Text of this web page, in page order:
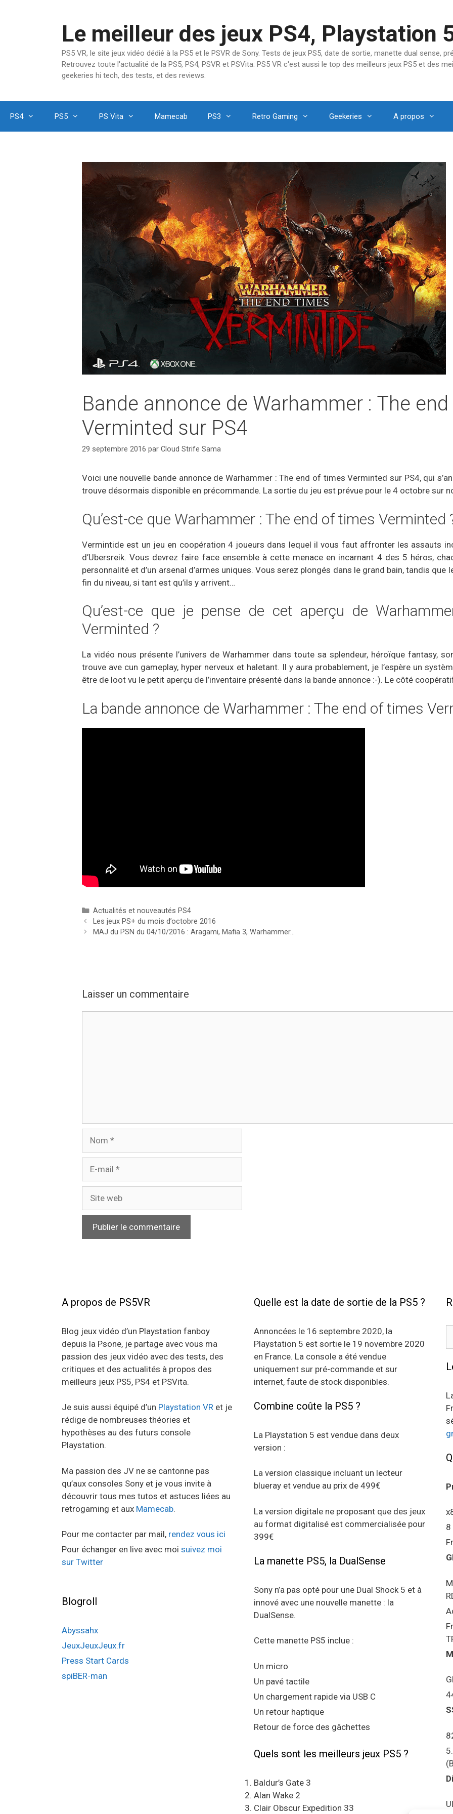
Le meilleur des jeux PS4, Playstation
PS5 VR, le site jeux vidéo dédié à la PS5 et le PSVR de Sony. Tests de jeux PS5, date de sortie, manette dual sense,
Retrouvez toute l'actualité de la PS5, PS4, PSVR et PSVita. PS5 VR c'est aussi le top des meilleurs jeux PS5 et des
geekeries hi tech, des tests, et des reviews.
PS4 PS5 PS Vita Mamecab PS3 Retro Gaming Geekeries A propos
Bande annonce de Warhammer : The
Verminted sur PS4
29 septembre 2016 par Cloud Strife Sama
Voici une nouvelle bande annonce de Warhammer : The end of times Verminted sur PS4, qui
trouve désormais disponible en précommande. La sortie du jeu est prévue pour le 4 octobre sur
Qu’est-ce que Warhammer : The end of times Verminted
Vermintide est un jeu en coopération 4 joueurs dans lequel il vous faut affronter les assauts
d’Ubersreik. Vous devrez faire face ensemble à cette menace en incarnant 4 des 5 héros,
personnalité et d’un arsenal d’armes uniques. Vous serez plongés dans le grand bain, tandis que
fin du niveau, si tant est qu’ils y arrivent…
Qu’est-ce que je pense de cet aperçu de
Verminted ?
La vidéo nous présente l’univers de Warhammer dans toute sa splendeur, héroïque fantasy,
trouve ave cun gameplay, hyper nerveux et haletant. Il y aura probablement, je l’espère un
être de loot vu le petit aperçu de l’inventaire présenté dans la bande annonce :-). Le côté
La bande annonce de Warhammer : The end of times
Catégories
Actualités et nouveautés PS4
Les jeux PS+ du mois d’octobre 2016
MAJ du PSN du 04/10/2016 : Aragami, Mafia 3, Warhammer…
Laisser un commentaire
mail
web
A propos de PS5VR
Blog jeux vidéo d’un Playstation fanboy
depuis la Psone, je partage avec vous ma
passion des jeux vidéo avec des tests, des
critiques et des actualités à propos des
meilleurs jeux PS5, PS4 et PSVita.
Je suis aussi équipé d’un Playstation VR et je
rédige de nombreuses théories et
hypothèses au des futurs console
Playstation.
Ma passion des JV ne se cantonne pas
qu’aux consoles Sony et je vous invite à
découvrir tous mes tutos et astuces liées au
retrogaming et aux Mamecab.
Pour me contacter par mail, rendez vous ici
Pour échanger en live avec moi suivez moi
sur Twitter
Blogroll
Abyssahx
JeuxJeuxJeux.fr
Press Start Cards
spiBER-man
Quelle est la date de sortie de la PS5 ?
Annoncées le 16 septembre 2020, la
Playstation 5 est sortie le 19 novembre 2020
en France. La console a été vendue
uniquement sur pré-commande et sur
internet, faute de stock disponibles.
Combine coûte la PS5 ?
La Playstation 5 est vendue dans deux
version :
La version classique incluant un lecteur
blueray et vendue au prix de 499€
La version digitale ne proposant que des jeux
au format digitalisé est commercialisée pour
399€
La manette PS5, la DualSense
Sony n’a pas opté pour une Dual Shock 5 et à
innové avec une nouvelle manette : la
DualSense.
Cette manette PS5 inclue :
Un micro
Un pavé tactile
Un chargement rapide via USB C
Un retour haptique
Retour de force des gâchettes
Quels sont les meilleurs jeux PS5 ?
Baldur’s Gate 3
Alan Wake 2
Clair Obscur Expedition 33
8